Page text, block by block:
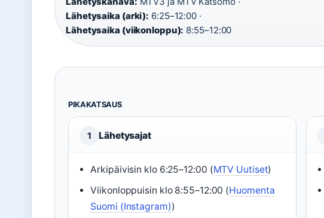
Lähetysaika (arki): 6:25–12:00 ·
Lähetysaika (viikonloppu): 8:55–12:00
PIKAKATSAUS
1 Lähetysajat
Arkipäivisin klo 6:25–12:00 (MTV Uutiset)
Viikonloppuisin klo 8:55–12:00 (Huomenta
Suomi (Instagram))